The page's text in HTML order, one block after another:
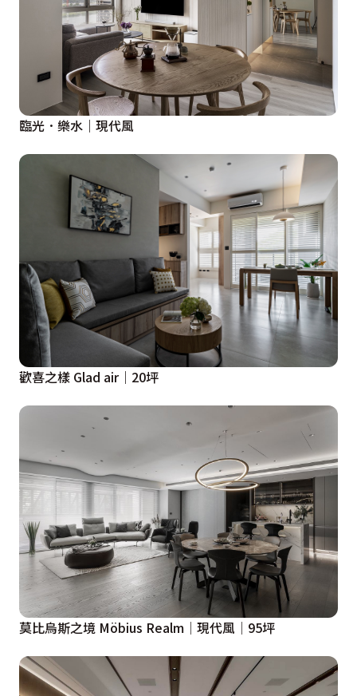
臨光．樂水｜現代風
歡喜之樣 Glad air｜20坪
莫比烏斯之境 Möbius Realm│現代風│95坪